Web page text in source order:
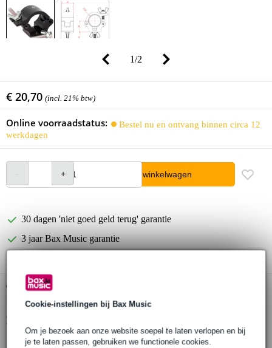
Cookie-instellingen bij Bax Music
Om je bezoek aan onze website soepel te laten verlopen en bij
je te laten passen, gebruiken we functionele cookies.
1/2
€ 20,70 (incl. 21% btw)
Online voorraadstatus:
Bestel nu en ontvang binnen circa 12
werkdagen
In winkelwagen
30 dagen 'niet goed geld terug' garantie
3 jaar Bax Music garantie
Gratis ophalen in de winkel
Productinformatie
Maximale belasting (WLL):